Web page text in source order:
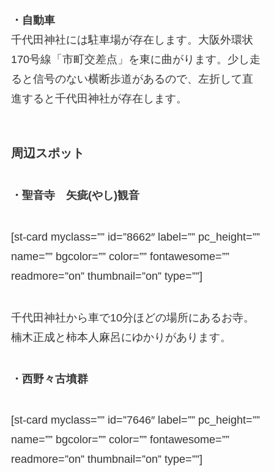
・自動車
千代田神社には駐車場が存在します。大阪外環状
170号線「市町交差点」を東に曲がります。少し走
ると信号のない横断歩道があるので、左折して直
進すると千代田神社が存在します。
周辺スポット
・聖音寺 矢疵(やし)観音
[st-card myclass=”” id=”8662″ label=”” pc_height=””
name=”” bgcolor=”” color=”” fontawesome=””
readmore=”on” thumbnail=”on” type=””]
千代田神社から車で10分ほどの場所にあるお寺。
楠木正成と柿本人麻呂にゆかりがあります。
・西野々古墳群
[st-card myclass=”” id=”7646″ label=”” pc_height=””
name=”” bgcolor=”” color=”” fontawesome=””
readmore=”on” thumbnail=”on” type=””]